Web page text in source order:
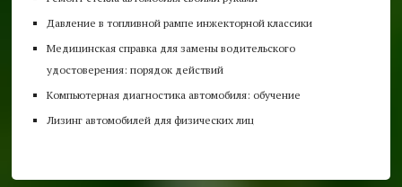
Давление в топливной рампе инжекторной классики
Медицинская справка для замены водительского
удостоверения: порядок действий
Компьютерная диагностика автомобиля: обучение
Лизинг автомобилей для физических лиц